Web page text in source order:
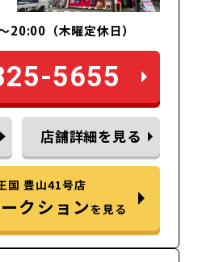
20:00（木曜定休日）
5655
店舗詳細を見る
国 豊山41号店
クションを見る